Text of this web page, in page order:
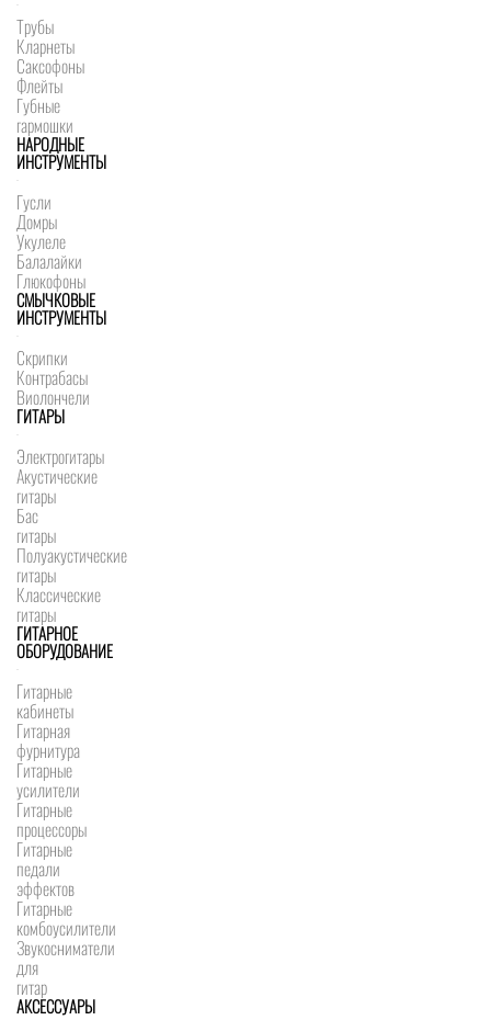
Трубы
Кларнеты
Саксофоны
Флейты
Губные
гармошки
НАРОДНЫЕ
ИНСТРУМЕНТЫ
Гусли
Домры
Укулеле
Балалайки
Глюкофоны
СМЫЧКОВЫЕ
ИНСТРУМЕНТЫ
Скрипки
Контрабасы
Виолончели
ГИТАРЫ
Электрогитары
Акустические
гитары
Бас
гитары
Полуакустические
гитары
Классические
гитары
ГИТАРНОЕ
ОБОРУДОВАНИЕ
Гитарные
кабинеты
Гитарная
фурнитура
Гитарные
усилители
Гитарные
процессоры
Гитарные
педали
эффектов
Гитарные
комбоусилители
Звукосниматели
для
гитар
АКСЕССУАРЫ